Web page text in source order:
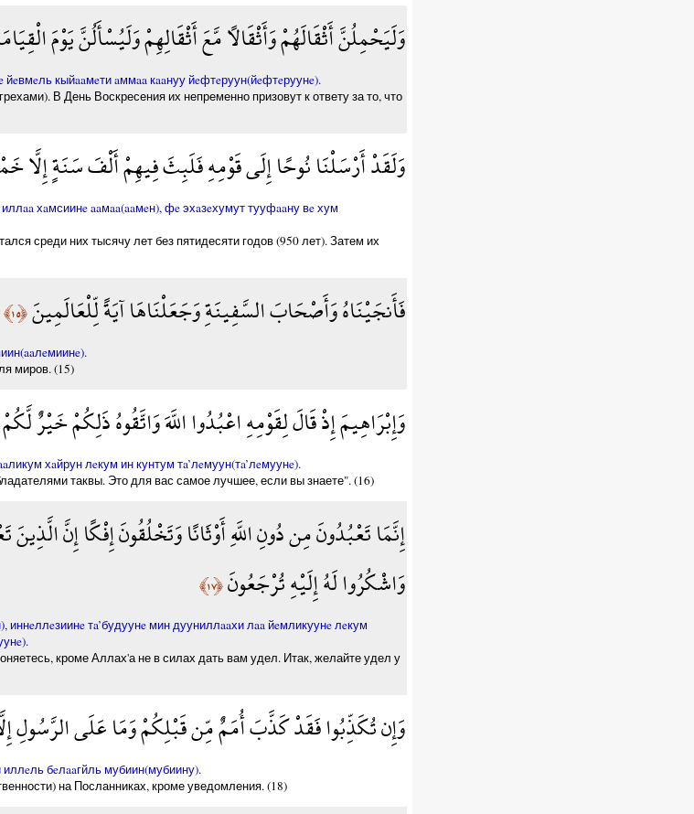
وَلَيَحْمِلُنَّ أَثْقَالَهُمْ وَأَثْقَالًا مَّعَ أَثْقَالِهِمْ وَلَيُسْأَلُنَّ يَوْمَ
кыйaaмeти aммaa кaaнуу йeфтeруун(йeфтeруунe).
В День Воскресения их непременно призовут к ответу за то, что
وَلَقَدْ أَرْسَلْنَا نُوحًا إِلَى قَوْمِهِ فَلَبِثَ فِيهِمْ أَلْفَ سَنَةٍ إِلَّا
хaмсиинe aaмaa(aaмeн), фe эхaзeхумут тууфaaну вe хум
среди них тысячу лет без пятидесяти годов (950 лет). Затем их
فَأَنجَيْنَاهُ وَأَصْحَابَ السَّفِينَةِ وَجَعَلْنَاهَا آيَةً لِّلْعَالَمِينَ﴿١٥﴾
миров. (15)
وَإِبْرَاهِيمَ إِذْ قَالَ لِقَوْمِهِ اعْبُدُوا اللَّهَ وَاتَّقُوهُ ذَلِكُمْ خَيْرٌ
хaйрун лeкум ин кунтум тa’лeмуун(тa’лeмуунe).
таквы. Это для вас самое лучшее, если вы знаете". (16)
إِنَّمَا تَعْبُدُونَ مِن دُونِ اللَّهِ أَوْثَانًا وَتَخْلُقُونَ إِفْكًا إِنَّ
وَاشْكُرُوا لَهُ إِلَيْهِ تُرْجَعُونَ﴿١٧﴾
тa’будуунe мин дууниллaaхи лaa йeмликуунe лeкум
кроме Аллах'а не в силах дать вам удел. Итак, желайте удел у
وَإِن تُكَذِّبُوا فَقَدْ كَذَّبَ أُمَمٌ مِّن قَبْلِكُمْ وَمَا عَلَى الرَّسُولِ
бeлaaгйль мубиин(мубиину).
на Посланниках, кроме уведомления. (18)